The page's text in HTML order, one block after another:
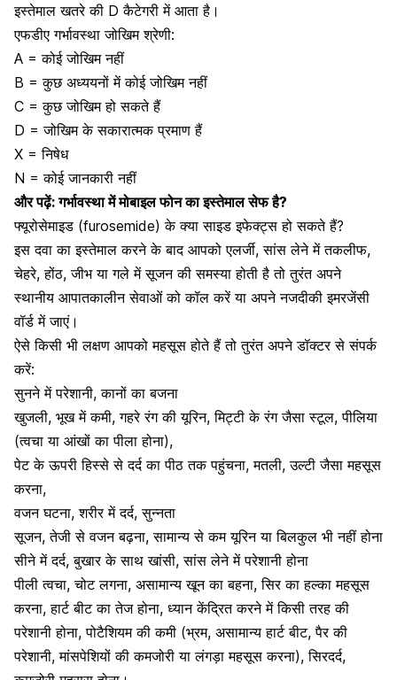
इस्तेमाल खतरे की D कैटेगरी में आता है।
एफडीए गर्भावस्था जोखिम श्रेणी:
A = कोई जोखिम नहीं
B = कुछ अध्ययनों में कोई जोखिम नहीं
C = कुछ जोखिम हो सकते हैं
D = जोखिम के सकारात्मक प्रमाण हैं
X = निषेध
N = कोई जानकारी नहीं
और पढ़ें:गर्भावस्था में मोबाइल फोन का इस्तेमाल सेफ है?
फ्यूरोसेमाइड (furosemide) के क्या साइड इफेक्ट्स हो सकते हैं?
इस दवा का इस्तेमाल करने के बाद आपको एलर्जी, सांस लेने में तकलीफ,
चेहरे, होंठ, जीभ या गले में सूजन की समस्या होती है तो तुरंत अपने
स्थानीय आपातकालीन सेवाओं को कॉल करें या अपने नजदीकी इमरजेंसी
वॉर्ड में जाएं।
ऐसे किसी भी लक्षण आपको महसूस होते हैं तो तुरंत अपने डॉक्टर से संपर्क
करें:
सुनने में परेशानी, कानों का बजना
खुजली, भूख में कमी, गहरे रंग की यूरिन, मिट्टी के रंग जैसा स्टूल,पीलिया
(त्वचा या आंखों का पीला होना),
पेट के ऊपरी हिस्से से दर्द का पीठ तक पहुंचना, मतली, उल्टी जैसा महसूस
करना,
वजन घटना, शरीर में दर्द, सुन्नता
सूजन, तेजी से वजन बढ़ना, सामान्य से कम यूरिन या बिलकुल भी नहीं होना
सीने में दर्द, बुखार के साथ खांसी, सांस लेने में परेशानी होना
पीली त्वचा, चोट लगना, असामान्य खून का बहना, सिर का हल्का महसूस
करना, हार्ट बीट का तेज होना, ध्यान केंद्रित करने में किसी तरह की
परेशानी होना, पोटैशियम की कमी (भ्रम, असामान्य हार्ट बीट, पैर की
परेशानी, मांसपेशियों की कमजोरी या लंगड़ा महसूस करना), सिरदर्द,